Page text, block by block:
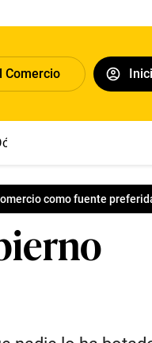
Comercio
como fuente